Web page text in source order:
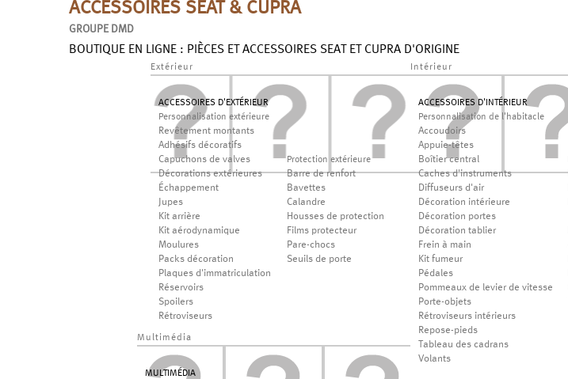
ACCESSOIRES SEAT & CUPRA
GROUPE DMD
BOUTIQUE EN LIGNE : PIÈCES ET ACCESSOIRES SEAT ET CUPRA D'ORIGINE
Intérieur
ACCESSOIRES D'INTÉRIEUR
Personnalisation de l'habitacle
Accoudoirs
Appuie-têtes
Boîtier central
Caches d'instruments
Diffuseurs d'air
Décoration intérieure
Décoration portes
Décoration tablier
Frein à main
Kit fumeur
Pédales
Pommeaux de levier de vitesse
Porte-objets
Rétroviseurs intérieurs
Repose-pieds
Tableau des cadrans
Volants
Extérieur
ACCESSOIRES D'EXTÉRIEUR
Personnalisation extérieure
Revêtement montants
Adhésifs décoratifs
Capuchons de valves
Décorations extérieures
Échappement
Jupes
Kit arrière
Kit aérodynamique
Moulures
Packs décoration
Plaques d'immatriculation
Réservoirs
Spoilers
Rétroviseurs
Protection extérieure
Barre de renfort
Bavettes
Calandre
Housses de protection
Films protecteur
Pare-chocs
Seuils de porte
Multimédia
MULTIMÉDIA